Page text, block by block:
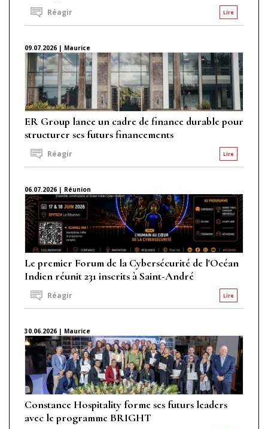
Lire
Réagir
09.07.2026 | Maurice
ER Group lance un cadre de finance durable pour
structurer ses futurs financements
Lire
Réagir
06.07.2026 | Réunion
Le premier Forum de la Cybersécurité de l'Océan
Indien réunit 231 inscrits à Saint-André
Lire
Réagir
30.06.2026 | Maurice
Constance Hospitality forme ses futurs leaders
avec le programme BRIGHT